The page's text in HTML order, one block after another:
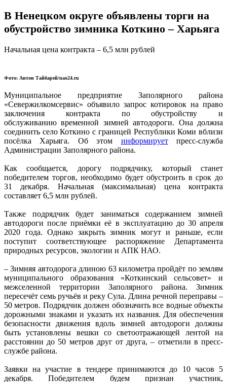
В Ненецком округе объявлены торги на
обустройство зимника Коткино – Харьяга
Начальная цена контракта – 6,5 млн рублей
Фото: Антон Тайбарей/nao24.ru
Муниципальное предприятие Заполярного района
«Севержилкомсервис» объявило запрос котировок на право
заключения контракта по обустройству и
обслуживаниювременной зимней автодороги. Она должна
соединить село Коткино с границей Республики Коми вблизи
посёлка Харьяга. Об этом информируетпресс-служба
Администрации Заполярного района.
Как сообщается, дорогу подрядчику, который станет
победителем торгов, необходимо будет обустроить в срок до
31 декабря. Начальная (максимальная) цена контракта
составляет 6,5 млн рублей.
Также подрядчик будет заниматься содержанием зимней
автодороги после приёмки её в эксплуатацию до 30 апреля
2020 года. Однако закрыть зимник могут и раньше, если
поступит соответствующее распоряжение Департамента
природных ресурсов, экологии и АПК НАО.
– Зимняя автодорога длиною 63 километра пройдёт по землям
муниципального образования «Коткинский сельсовет» и
межселенной территории Заполярного района. Зимник
пересечёт семь ручьёв и реку Сула. Длина речной переправы –
50 метров. Подрядчик должен обозначить все водные объекты
дорожными знаками и указать их названия. Для обеспечения
безопасности движения вдоль зимней автодороги должны
быть установлены вешки со светоотражающей лентой на
расстоянии до 50 метров друг от друга, – отметили в пресс-
службе района.
Заявки на участие в тендере принимаются до 10 часов 5
декабря. Победителем будем признан участник,